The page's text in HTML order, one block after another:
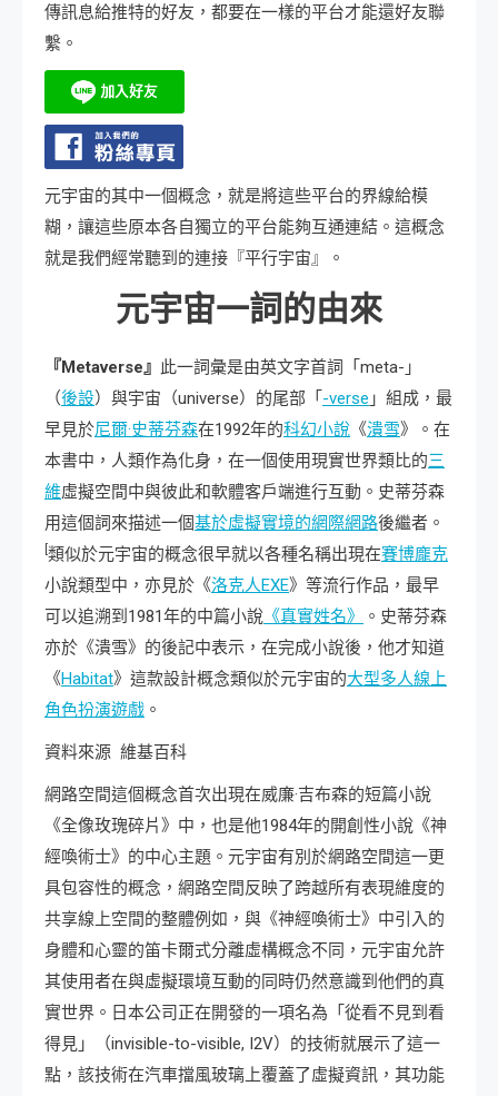
傳訊息給推特的好友，都要在一樣的平台才能還好友聯
繫。
元宇宙的其中一個概念，就是將這些平台的界線給模
糊，讓這些原本各自獨立的平台能夠互通連結。這概念
就是我們經常聽到的連接『平行宇宙』。
元宇宙一詞的由來
『Metaverse』 此一詞彙是由英文字首詞「meta-」
（後設）與宇宙（universe）的尾部「 -verse 」組成，最
早見於尼爾·史蒂芬森在1992年的科幻小說 《潰雪》。在
本書中，人類作為化身，在一個使用現實世界類比的三
維虛擬空間中與彼此和軟體客戶端進行互動。史蒂芬森
用這個詞來描述一個基於虛擬實境的網際網路後繼者。
[類似於元宇宙的概念很早就以各種名稱出現在賽博龐克
小說類型中，亦見於《洛克人EXE》等流行作品，最早
可以追溯到1981年的中篇小說 《真實姓名》
。史蒂芬森
亦於《潰雪》的後記中表示，在完成小說後，他才知道
《Habitat》這款設計概念類似於元宇宙的大型多人線上
角色扮演遊戲 。
資料來源 維基百科
網路空間這個概念首次出現在威廉·吉布森的短篇小說
《全像玫瑰碎片》中，也是他1984年的開創性小說《神
經喚術士》的中心主題。元宇宙有別於網路空間這一更
具包容性的概念，網路空間反映了跨越所有表現維度的
共享線上空間的整體例如，與《神經喚術士》中引入的
身體和心靈的笛卡爾式分離虛構概念不同，元宇宙允許
其使用者在與虛擬環境互動的同時仍然意識到他們的真
實世界。日本公司正在開發的一項名為「從看不見到看
得見」（invisible-to-visible, I2V）的技術就展示了這一
點，該技術在汽車擋風玻璃上覆蓋了虛擬資訊，其功能